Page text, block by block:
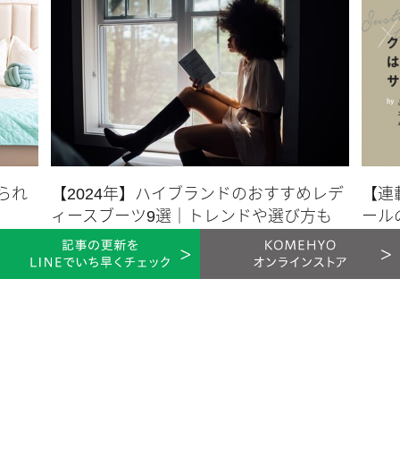
く、サンダルほどカジュアルにならない点がエスパドリーユの
魅力と言えます。
エスパドリーユのメリット・デメリット
エスパドリーユを履くメリットとデメリットを紹介します。ポ
イントをしっかりと押さえておくと、シーンに合わせてエスパド
リーユを使いこなしやすくなります。
れ
【2024年】ハイブランドのおすすめレデ
ィースブーツ9選｜トレンドや選び方も
洋服・靴 2024.06.27
【
ール